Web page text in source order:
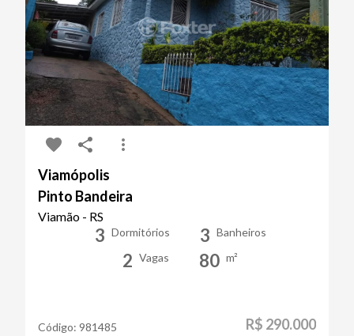
Viamópolis
Pinto Bandeira
Viamão - RS
3 Dormitórios 3 Banheiros
2 Vagas 80 m²
Código: 981485 R$ 290.000